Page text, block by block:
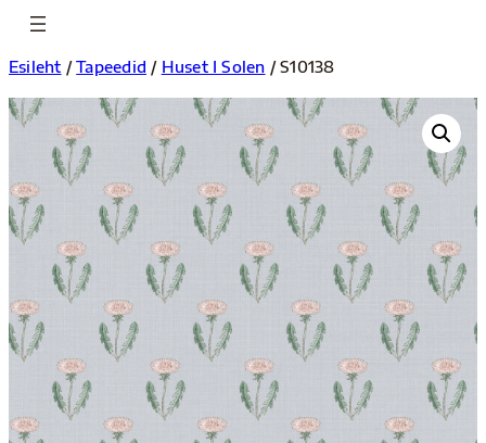
Esileht /Tapeedid / Huset I Solen / S10138